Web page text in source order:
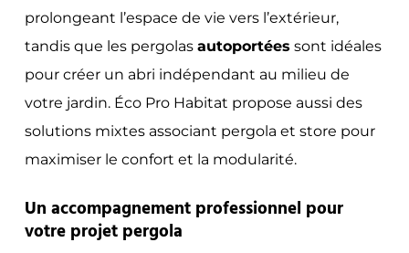
prolongeant l’espace de vie vers l’extérieur,
tandis que les pergolas autoportées sont idéales
pour créer un abri indépendant au milieu de
votre jardin. Éco Pro Habitat propose aussi des
solutions mixtes associant pergola et store pour
maximiser le confort et la modularité.
Un accompagnement professionnel pour
votre projet pergola